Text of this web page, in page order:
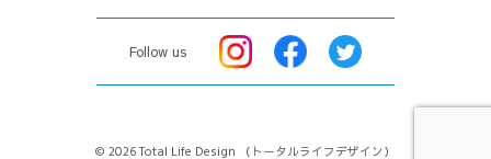
１．本サイトの利用は無料です。但し、本サイト
利用に必要な回線料金等については応募者が負担
するものとします。
Follow us
© 2026 Total Life Design （トータルライフデザイン）